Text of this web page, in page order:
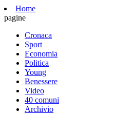
Home
pagine
Cronaca
Sport
Economia
Politica
Young
Benessere
Video
40 comuni
Archivio